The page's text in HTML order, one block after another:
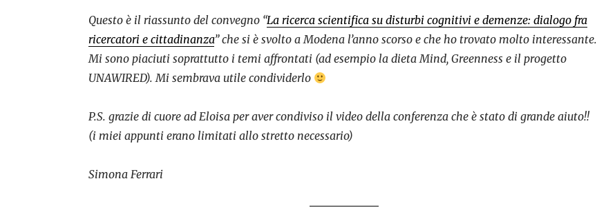
Questo è il riassunto del convegno “La ricerca scientifica su disturbi cognitivi e demenze: dialogo fra
ricercatori e cittadinanza” che si è svolto a Modena l’anno scorso e che ho trovato molto interessante.
Mi sono piaciuti soprattutto i temi affrontati (ad esempio la dieta Mind, Greenness e il progetto
UNAWIRED). Mi sembrava utile condividerlo
P.S. grazie di cuore ad Eloisa per aver condiviso il video della conferenza che è stato di grande aiuto!!
(i miei appunti erano limitati allo stretto necessario)
Simona Ferrari